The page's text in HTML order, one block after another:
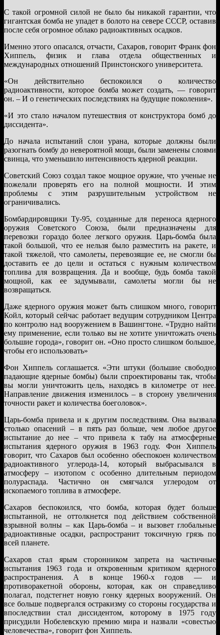
С такой огромной силой не было бы никакой гарантии, что
гигантская бомба не упадет в болото на севере СССР, оставив
после себя огромное облако радиоактивных осадков.
Именно этого опасался, отчасти, Сахаров, говорит Франк фон
Хиппель, физик и глава отдела общественных и
международных отношений Принстонского университета.
«Он действительно беспокоился о количество
радиоактивности, которое бомба может создать, — говорит
он. – И о генетических последствиях на будущие поколения».
«И это стало началом путешествия от конструктора бомб до
диссидента».
До начала испытаний слои урана, которые должны были
разогнать бомбу до невероятной мощи, были заменены слоями
свинца, что уменьшило интенсивность ядерной реакции.
Советский Союз создал такое мощное оружие, что ученые не
пожелали проверять его на полной мощности. И этим
проблемы с этим разрушительным устройством не
ограничивались.
Бомбардировщики Ту-95, созданные для переноса ядерного
оружия Советского Союза, были предназначены для
перевозки гораздо более легкого оружия. Царь-бомба была
такой большой, что ее нельзя было разместить на ракете, и
такой тяжелой, что самолеты, перевозящие ее, не смогли бы
доставить ее до цели и остаться с нужным количеством
топлива для возвращения. Да и вообще, будь бомба такой
мощной, как ее задумывали, самолеты могли бы не
возвращаться.
Даже ядерного оружия может быть слишком много, говорит
Койл, который сейчас работает ведущим сотрудником Центра
по контролю над вооружением в Вашингтоне. «Трудно найти
ему применение, если только вы не хотите уничтожать очень
большие города», говорит он. «Оно просто слишком большое,
чтобы его использовать»
Фон Хиппель соглашается. «Эти штуки (большие свободно
падающие ядерные бомбы) были спроектированы так, чтобы
вы могли уничтожить цель, находясь в километре от нее.
Направление движения изменилось – в сторону увеличения
точности ракет и количества боеголовок».
Царь-бомба привела и к другим последствиям. Она вызвала
столько опасений – в пять раз больше, чем любое другое
испытание до нее – что привела к табу на атмосферные
испытания ядерного оружия в 1963 году. Фон Хиппель
говорит, что Сахаров был особенно обеспокоен количеством
радиоактивного углерода-14, который выбрасывался в
атмосферу – изотопом с особенно длительным периодом
полураспада. Частично он смягчался углеродом от
ископаемого топлива в атмосфере.
Сахаров беспокоился, что бомба, которая будет больше
испытанной, не оттолкнется под действием собственной
взрывной волны – как Царь-бомба – и вызовет глобальные
радиоактивные осадки, распространит токсичную грязь по
всей планете.
Сахаров стал ярым сторонником запрета на частичные
испытания 1963 года и откровенным критиком ядерного
распространения. А в конце 1960-х годов — и
противоракетной обороны, которая, как он справедливо
полагал, подстегнет новую гонку ядерных вооружений. Он
все больше подвергался остракизму со стороны государства и
впоследствии стал диссидентом, которому в 1975 году
присудили Нобелевскую премию мира и назвали «совестью
человечества», говорит фон Хиппель.